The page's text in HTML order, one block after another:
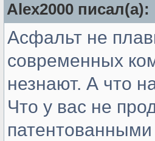
Alex2000 писал(а):
Асфальт не
современных
незнают. А что
Что у вас не